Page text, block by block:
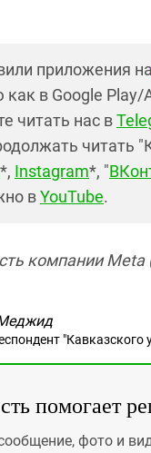
приложения на
как в Google Play/
читать нас в
читать
*, Instagram*, "
вYouTube.
компании
"Кавказского
помогает
фото и